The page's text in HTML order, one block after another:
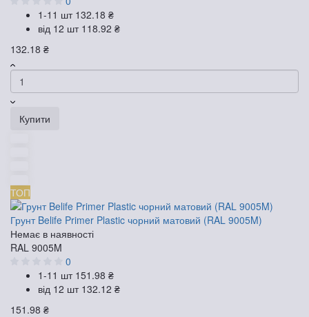
1-11 шт 132.18 ₴
від 12 шт 118.92 ₴
132.18 ₴
Купити
ТОП
Грунт Belife Primer Plastic чорний матовий (RAL 9005M)
Немає в наявності
RAL 9005M
0
1-11 шт 151.98 ₴
від 12 шт 132.12 ₴
151.98 ₴